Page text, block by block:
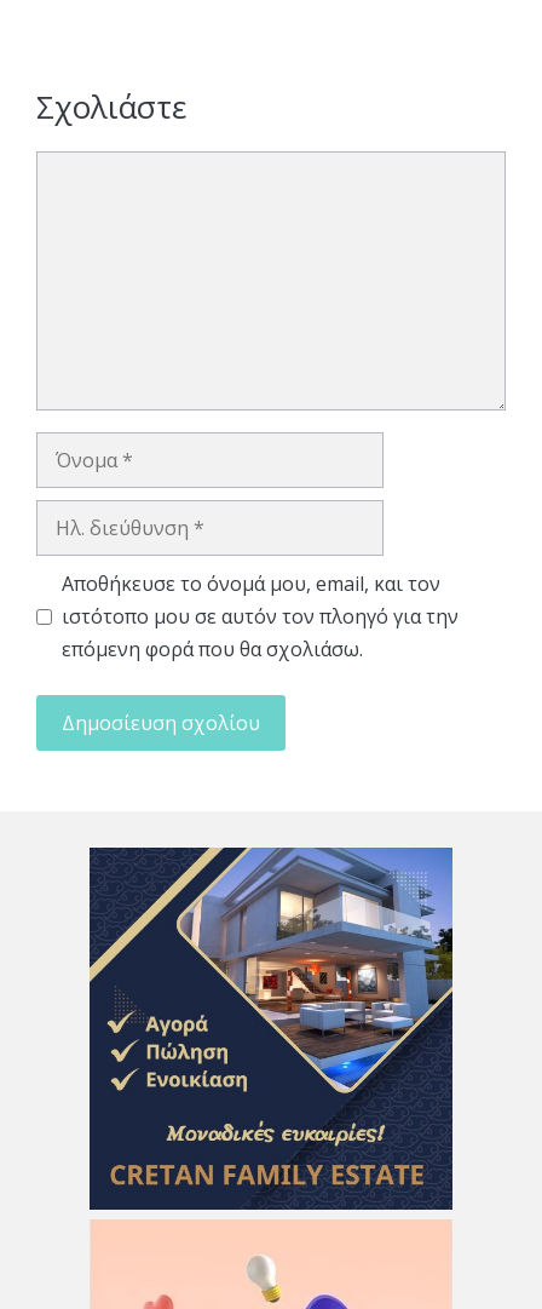
Σχολιάστε
Όνομα
Ηλ.
Αποθήκευσε το όνομά μου, email, και τον
ιστότοπο μου σε αυτόν τον πλοηγό για την
επόμενη φορά που θα σχολιάσω.